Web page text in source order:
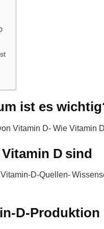
ist es
Vitamіn D- Wie Vitamin
D sind
D-Quellen-
D-Produktion